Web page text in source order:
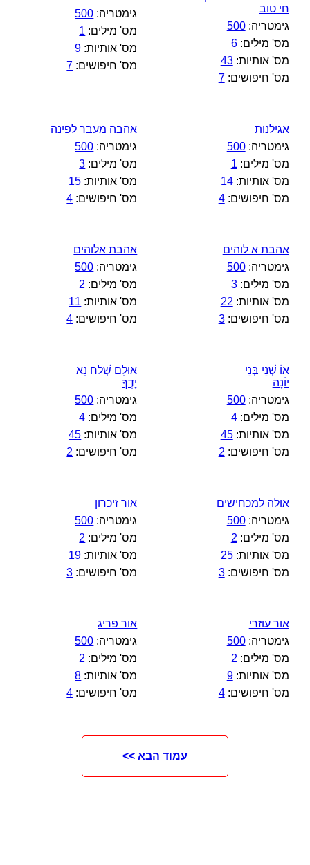
חי טוב
גימטריה:500
מס' מילים:6
מס' אותיות:43
מס' חיפושים:7
גימטריה: 500
מס' מילים: 1
מס' אותיות: 9
מס' חיפושים: 7
אגילנות
גימטריה:500
מס' מילים: 1
מס' אותיות:14
מס' חיפושים:4
אהבה מעבר לפינה
גימטריה: 500
מס' מילים: 3
מס' אותיות: 15
מס' חיפושים: 4
אהבת א לוהים
גימטריה:500
מס' מילים:3
מס' אותיות: 22
מס' חיפושים:3
אהבת אלוהים
גימטריה: 500
מס' מילים: 2
מס' אותיות: 11
מס' חיפושים: 4
אוֹ שְׁנֵי בְּנֵי
יוֹנָה
גימטריה:500
מס' מילים:4
מס' אותיות:45
מס' חיפושים: 2
אוּלָם שְׁלַח נָא
יָדְךָ
גימטריה: 500
מס' מילים: 4
מס' אותיות: 45
מס' חיפושים: 2
אולה למכחישים
גימטריה:500
מס' מילים: 2
מס' אותיות:25
מס' חיפושים:3
אור זיכרון
גימטריה: 500
מס' מילים: 2
מס' אותיות: 19
מס' חיפושים: 3
אור עוזרי
גימטריה:500
מס' מילים: 2
מס' אותיות:9
מס' חיפושים:4
אור פריג
גימטריה: 500
מס' מילים: 2
מס' אותיות: 8
מס' חיפושים: 4
עמוד הבא >>